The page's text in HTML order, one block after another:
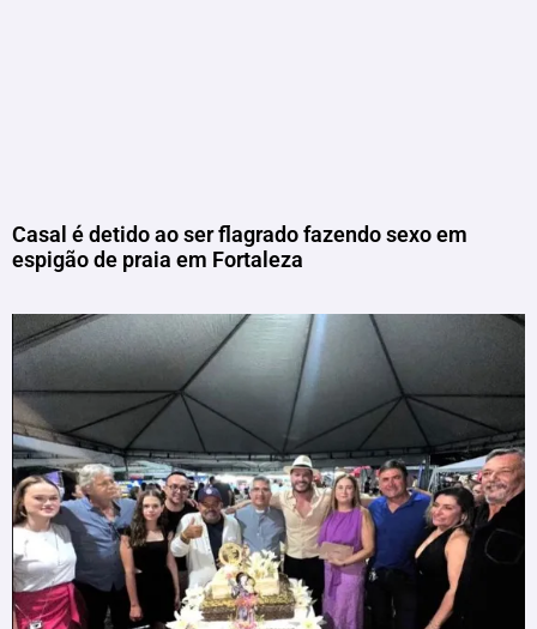
Casal é detido ao ser flagrado fazendo sexo em
espigão de praia em Fortaleza